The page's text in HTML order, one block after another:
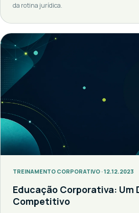
da rotina jurídica.
TREINAMENTO CORPORATIVO · 12.12.2023
Educação Corporativa: Um
Competitivo